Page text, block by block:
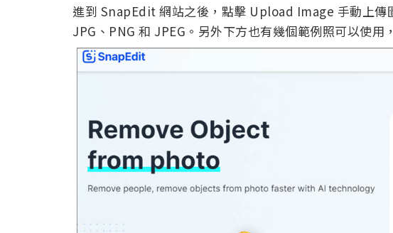
進到 SnapEdit 網站之後，點擊 Upload Image 手動上傳
JPG、PNG 和 JPEG。另外下方也有幾個範例照可以使用